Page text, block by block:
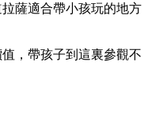
薩適合帶小孩玩的地方
，帶孩子到這裏參觀不